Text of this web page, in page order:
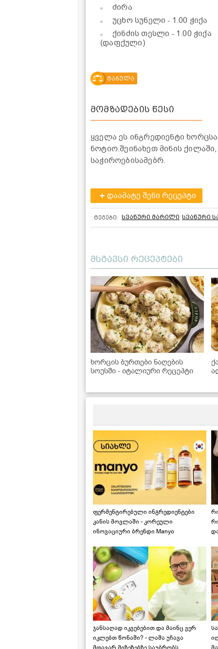
ძირა
უცხო სუნელი- 1.00 ჭიქა
ქინძის თესლი - 1.00 ჭიქა
(დაფქული)
ტაბულა
მომზადების წესი
ყველა ეს ინგრედიენტი
ნოტიო.შეინახეთ მინის
საჭიროებისამებრ.
დაამატე შენი რეცეპტი
ტეგები: სვანური მარილი სვანური
მსგავსი რეცეპტები
ხორცის ბურთები ნაღების
სოუსში - იტალიური რეცეპტი
ფერმენტირებული ინგრედიენტები
კანის მოვლაში - კორეული
ინოვაციური ბრენდი Manyo
ჯანსაღად იკვებებით და მაინც ვერ
იკლებთ წონაში? - ლაშა უჩავა